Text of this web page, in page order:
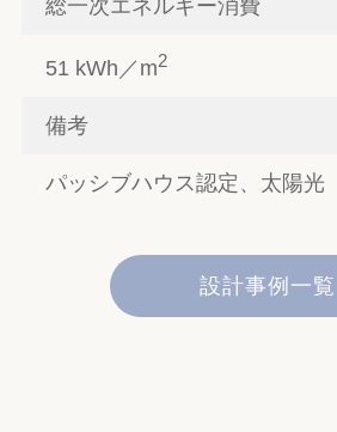
総一次エネルギー消費
51 kWh／m2
備考
パッシブハウス認定、太陽光
設計事例一覧